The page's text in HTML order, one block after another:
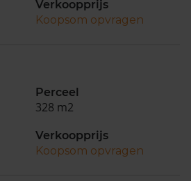
Verkoopprijs
Koopsom opvragen
Perceel
328 m2
Verkoopprijs
Koopsom opvragen